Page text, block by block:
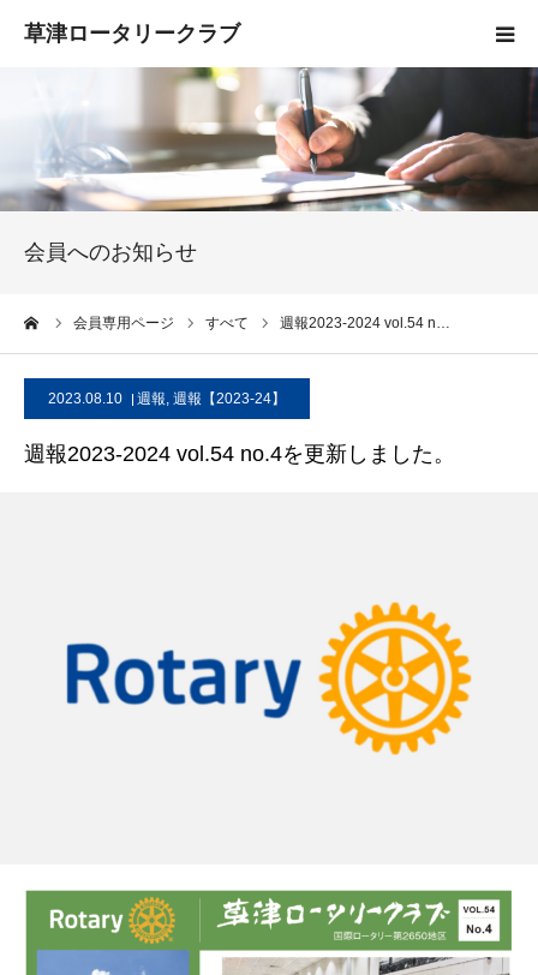
会員へのお知らせ
会員専用ページ すべて 週報2023-2024 vol.54 n…
2023.08.10 週報, 週報【2023-24】
週報2023-2024 vol.54 no.4を更新しました。
クラブ概要
入会案内
活動報告
お問い合わせ